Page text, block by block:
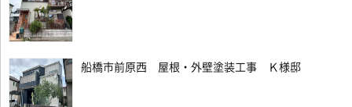
船橋市前原西 屋根・外壁塗装工事 Ｋ様邸